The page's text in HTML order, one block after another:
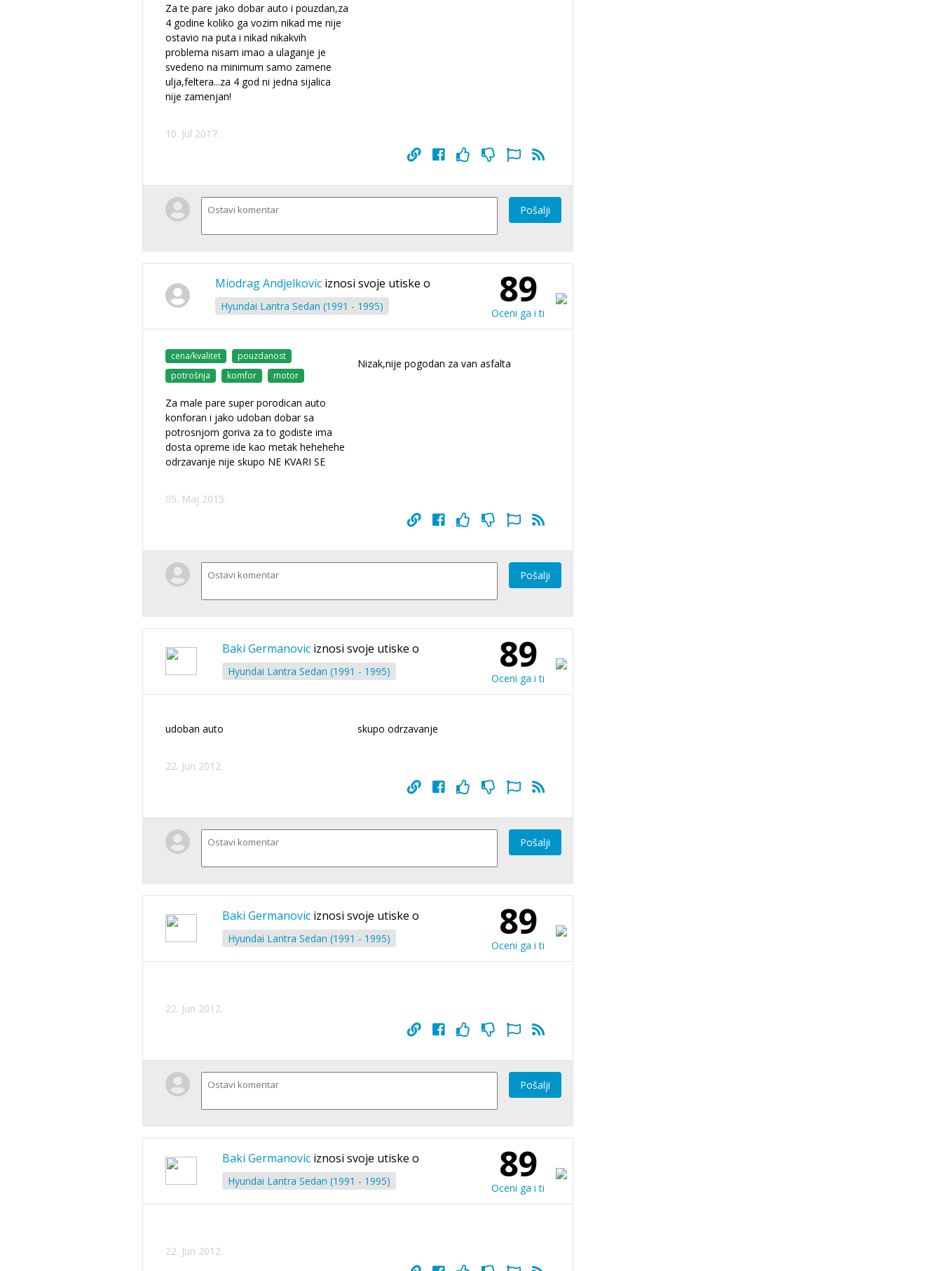
Za te pare jako dobar auto i pouzdan,za
4 godine koliko ga vozim nikad me nije
ostavio na puta i nikad nikakvih
problema nisam imao a ulaganje je
svedeno na minimum samo zamene
ulja,feltera...za 4 god ni jedna sijalica
nije zamenjan!
10. Jul 2017.
Pošalji
Miodrag Andjelkovic iznosi svoje utiske o
Hyundai Lantra Sedan (1991 - 1995) 89
Oceni ga i ti
cena/kvalitet
pouzdanost
potrošnja
komfor motor
Za male pare super porodican auto
konforan i jako udoban dobar sa
potrosnjom goriva za to godiste ima
dosta opreme ide kao metak hehehehe
odrzavanje nije skupo NE KVARI SE
Nizak,nije pogodan za van asfalta
05. Maj 2015.
Pošalji
Baki Germanovic iznosi svoje utiske o
Hyundai Lantra Sedan (1991 - 1995) 89
Oceni ga i ti
udoban auto skupo odrzavanje
22. Jun 2012.
Pošalji
Baki Germanovic iznosi svoje utiske o
Hyundai Lantra Sedan (1991 - 1995) 89
Oceni ga i ti
22. Jun 2012.
Pošalji
Baki Germanovic iznosi svoje utiske o
Hyundai Lantra Sedan (1991 - 1995) 89
Oceni ga i ti
22. Jun 2012.